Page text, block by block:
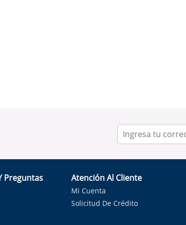
Preguntas
Atención Al Cliente
Mi Cuenta
Solicitud De Crédito